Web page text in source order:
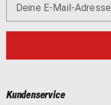
Deine E-Mail-Adresse
Kundenservice